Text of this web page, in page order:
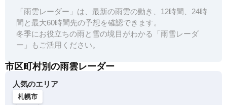
「雨雲レーダー」は、最新の雨雲の動き、12時間、24時
間と最大60時間先の予想を確認できます。
冬季にお役立ちの雨と雪の境目がわかる「雨雪レーダ
ー」もご活用ください。
市区町村別の雨雲レーダー
人気のエリア
札幌市